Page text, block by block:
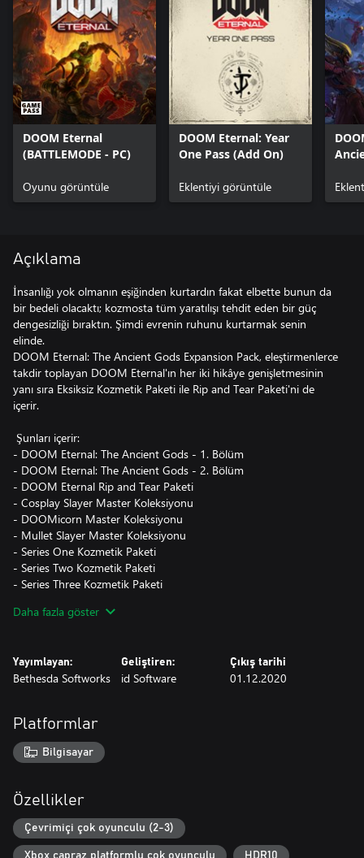
DOOM Eternal
(BATTLEMODE - PC)
Oyunu görüntüle
DOOM Eternal: Year
One Pass (Add On)
Eklentiyi görüntüle
Açıklama
İnsanlığı yok olmanın eşiğinden kurtardın fakat elbette bunun da
bir bedeli olacaktı; kozmosta tüm yaratılışı tehdit eden bir güç
dengesizliği bıraktın. Şimdi evrenin ruhunu kurtarmak senin
elinde.
DOOM Eternal: The Ancient Gods Expansion Pack, eleştirmenlerce
takdir toplayan DOOM Eternal'ın her iki hikâye genişletmesinin
yanı sıra Eksiksiz Kozmetik Paketi ile Rip and Tear Paketi'ni de
içerir.
Şunları içerir:
- DOOM Eternal: The Ancient Gods - 1. Bölüm
- DOOM Eternal: The Ancient Gods - 2. Bölüm
- DOOM Eternal Rip and Tear Paketi
- Cosplay Slayer Master Koleksiyonu
- DOOMicorn Master Koleksiyonu
- Mullet Slayer Master Koleksiyonu
- Series One Kozmetik Paketi
- Series Two Kozmetik Paketi
- Series Three Kozmetik Paketi
- Series Five Kozmetik Paketi
*Bu içerikle oynamak için DOOM Eternal ana oyunu gereklidir.
Daha fazla göster
Yayımlayan:
Bethesda Softworks
Geliştiren:
id Software
Çıkış tarihi
01.12.2020
Platformlar
Bilgisayar
Özellikler
Çevrimiçi çok oyunculu (2-3)
Xbox çapraz platformlu çok oyunculu HDR10